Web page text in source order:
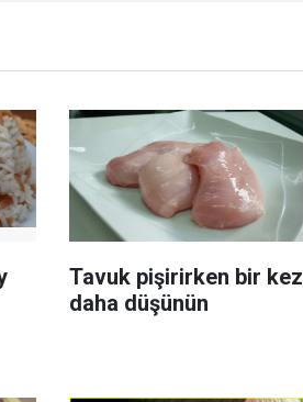
Tavuk pişirirken bir kez
daha düşünün